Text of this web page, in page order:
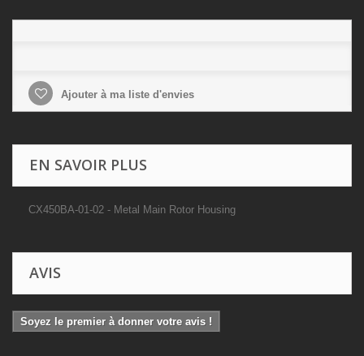
Ajouter à ma liste d'envies
EN SAVOIR PLUS
CX450BA-01-02 - Metal Main Rotor Housing
AVIS
Soyez le premier à donner votre avis !